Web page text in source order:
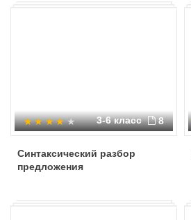
3-6 класс 8
Синтаксический разбор
предложения